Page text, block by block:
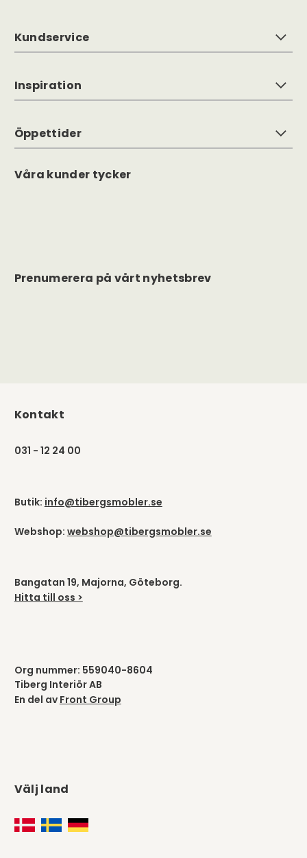
Kundservice
Inspiration
Öppettider
Våra kunder tycker
Prenumerera på vårt nyhetsbrev
Kontakt
031 - 12 24 00
Butik: info@tibergsmobler.se
Webshop: webshop@tibergsmobler.se
Bangatan 19, Majorna, Göteborg.
Hitta till oss >
Org nummer: 559040-8604
Tiberg Interiör AB
En del av Front Group
Välj land